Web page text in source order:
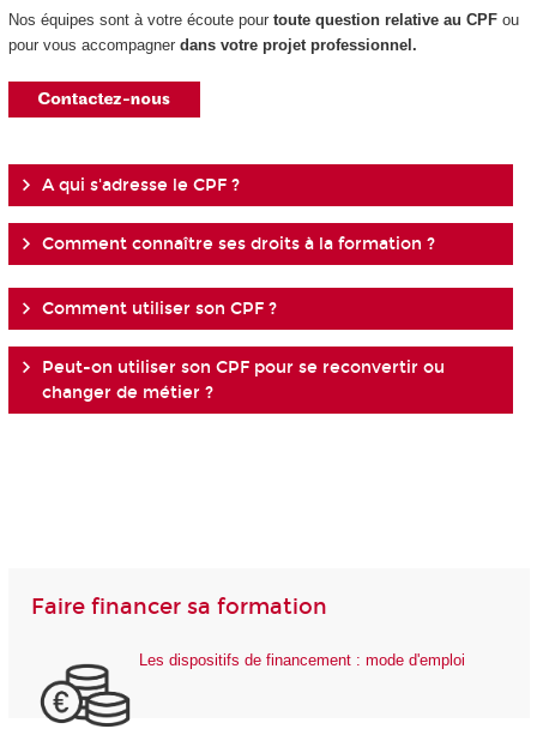
Nos équipes sont à votre écoute pourtoute question relative au CPF ou
pour vous accompagnerdans votre projet professionnel.
A qui s'adresse le CPF ?
Comment connaître ses droits à la formation ?
Comment utiliser son CPF ?
Peut-on utiliser son CPF pour se reconvertir ou
changer de métier ?
Faire financer sa formation
Les dispositifs de financement : mode d'emploi